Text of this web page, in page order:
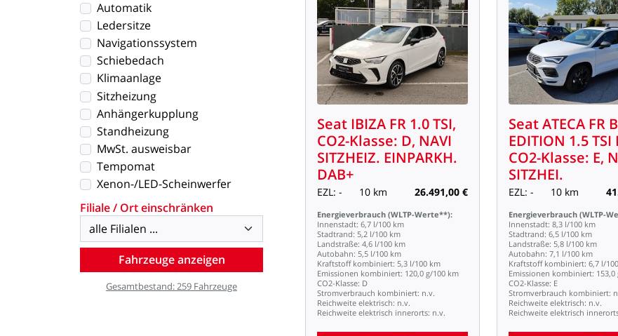
Automatik
Ledersitze
Navigationssystem
Schiebedach
Klimaanlage
Sitzheizung
Anhängerkupplung
Standheizung
MwSt. ausweisbar
Tempomat
Xenon-/LED-Scheinwerfer
Filiale / Ort einschränken
Gesamtbestand:259 Fahrzeuge
Seat IBIZA FR 1.0TSI,
CO2-Klasse: D, NAVI
SITZHEIZ. EINPARKH.
DAB+
EZL: - 10 km 26.491,00 €
Energieverbrauch (WLTP-Werte**):
Innenstadt: 6,7 l/100 km
Stadtrand: 5,2 l/100 km
Landstraße: 4,6 l/100 km
Autobahn: 5,5 l/100 km
Kraftstoff kombiniert: 5,3 l/100 km
Emissionen kombiniert: 120,0 g/100 km
CO2-Klasse: D
Stromverbrauch kombiniert: n.v.
Reichweite elektrisch: n.v.
Reichweite elektrisch innerorts: n.v.
SeatATECA FR
EDITION 1.5TSI
CO2-Klasse: E,
SITZHEI.
EZL: - 10 km
Energieverbrauch (WLTP-
Innenstadt: 8,3 l/100 km
Stadtrand: 6,5 l/100 km
Landstraße: 5,8 l/100 km
Autobahn: 7,1 l/100 km
Kraftstoff kombiniert: 6,7 l/100
Emissionen kombiniert: 153,0
CO2-Klasse: E
Stromverbrauch kombiniert:
Reichweite elektrisch: n.v.
Reichweite elektrisch